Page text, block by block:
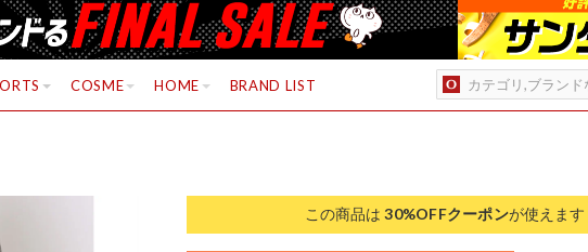
COSME HOME BRAND LIST
この商品は 30%OFFクーポンが使えます